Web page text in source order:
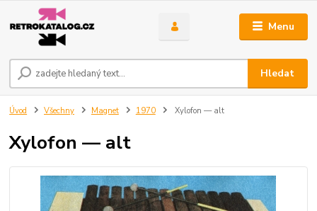
Menu
Hledat
Úvod Všechny Magnet 1970 Xylofon — alt
Xylofon — alt